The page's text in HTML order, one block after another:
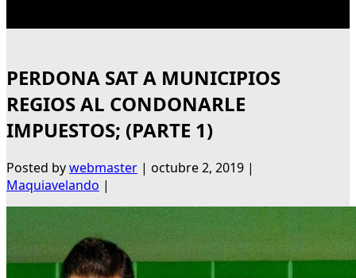
PERDONA SAT A MUNICIPIOS
REGIOS AL CONDONARLE
IMPUESTOS; (PARTE 1)
Posted bywebmaster | octubre 2, 2019 |
Maquiavelando |